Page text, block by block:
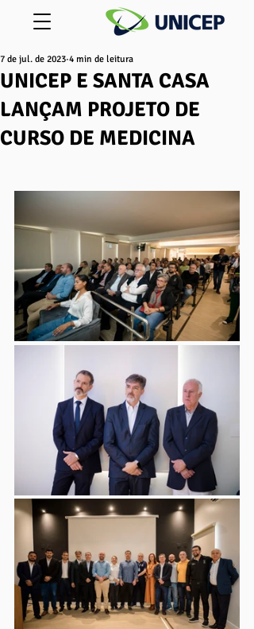
UNICEP E SANTA CASA
LANÇAM PROJETO DE
CURSO DE MEDICINA
7 de jul. de 2023 4 min de leitura